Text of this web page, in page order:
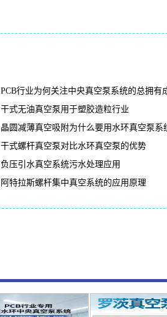
PCB行业为何关注中央真空泵系统的总拥有成本
干式无油真空泵用于塑胶造粒行业
晶圆减薄真空吸附为什么要用水环真空泵系
干式螺杆真空泵对比水环真空泵的优势
负压引水真空系统污水处理应用
阿特拉斯螺杆集中真空系统的应用原理